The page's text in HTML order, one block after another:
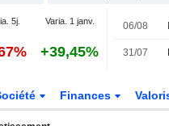
5j. Varia. 1 janv.
+39,45%
06/08
31/07
Finances